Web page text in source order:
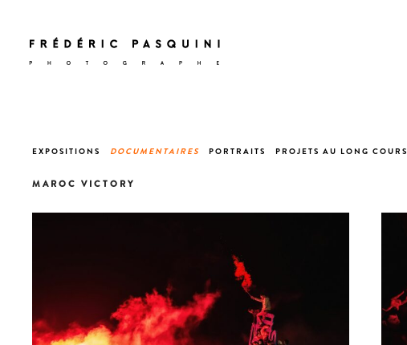
EXPOSITIONS DOCUMENTAIRES PORTRAITS PROJETS AU LONG COURS
MAROC VICTORY